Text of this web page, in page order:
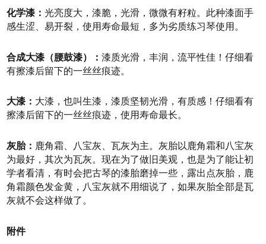
化学漆：光亮度大，漆脆，光滑，微微有籽粒。此种漆面手
感生涩、易开裂，使用寿命最短，多为劣质练习琴使用。
合成大漆（腰鼓漆）：漆质光滑，丰润，流平性佳！仔细看
有擦漆后留下的一丝丝痕迹。
大漆： 大漆，也叫生漆，漆质坚韧光滑，有质感！仔细看有
擦漆后留下的一丝丝痕迹，使用寿命最长。
灰胎： 鹿角霜、八宝灰、瓦灰为主。 灰胎以鹿角霜和八宝灰
为最好，其次为瓦灰。现在为了做旧美观，也是为了能让初
学者看清，有时会把古琴的漆胎磨掉一些，露出点灰胎，鹿
角霜颜色发金黄，八宝灰就不用细说了，如果灰胎全部是瓦
灰就不会这样做了。
附件